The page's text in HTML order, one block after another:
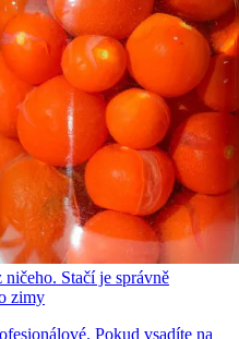
Stačí je správně
zimy
Pokud vsadíte na